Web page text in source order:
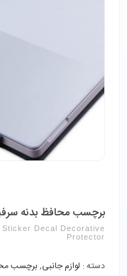
برچسب محافظ بدنه سرفیس پرو ۴
Decal Decorative
Protector
دسته : لوازم جانبی,برچسب